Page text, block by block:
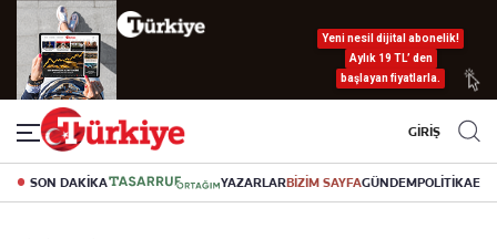
Yeni nesil dijital abonelik!
Aylık 19 TL’ den
başlayan fiyatlarla.
GİRİŞ
SON DAKİKA YAZARLARBİZİM SAYFAGÜNDEMPOLİTİKA